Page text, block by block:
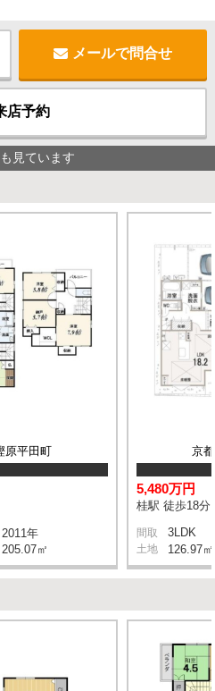
メールで問合せ
店予約
見ています
原平田町
2011年
205.07㎡
京
5,480万円
桂駅 徒歩18分
間取 3LDK
土地 126.97㎡